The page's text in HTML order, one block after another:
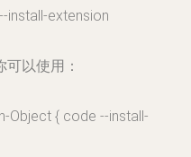
install-extension
以使用：
Object { code --install-